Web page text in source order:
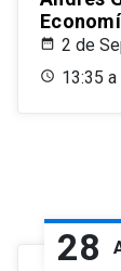
2 de
13:35
28